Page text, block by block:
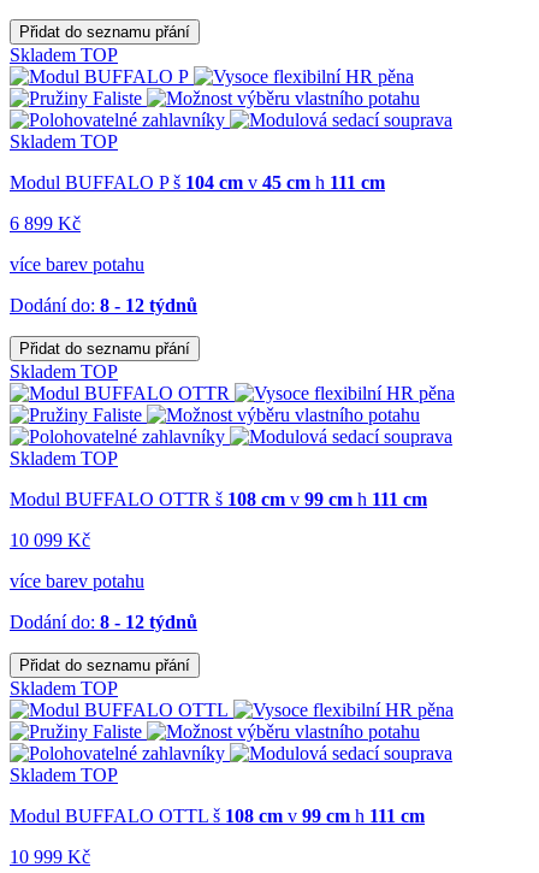
Přidat do seznamu přání
Skladem TOP
Skladem TOP
Modul BUFFALO P š 104 cm v 45 cm h 111 cm
6 899 Kč
více barev potahu
Dodání do: 8 - 12 týdnů
Přidat do seznamu přání
Skladem TOP
Skladem TOP
Modul BUFFALO OTTR š 108 cm v 99 cm h 111 cm
10 099 Kč
více barev potahu
Dodání do: 8 - 12 týdnů
Přidat do seznamu přání
Skladem TOP
Skladem TOP
Modul BUFFALO OTTL š 108 cm v 99 cm h 111 cm
10 999 Kč